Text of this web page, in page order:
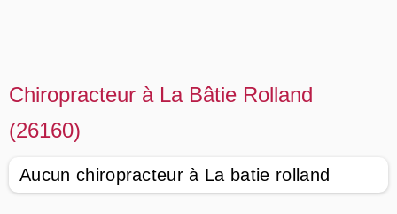
Chiropracteur à La Bâtie Rolland
(26160)
Aucun chiropracteur à La batie rolland